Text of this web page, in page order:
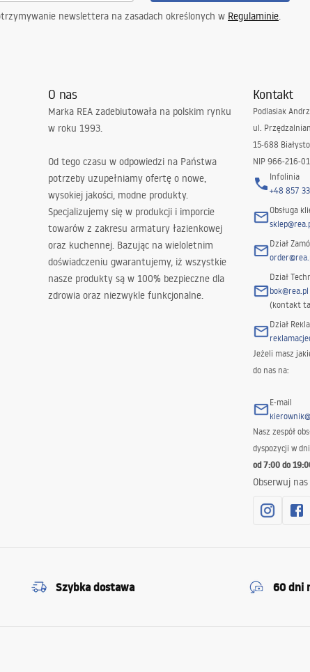
newslettera na zasadach określonych w Regulaminie.
O nas
Marka REA zadebiutowała na polskim rynku
w roku 1993.
Od tego czasu w odpowiedzi na Państwa
potrzeby uzupełniamy ofertę o nowe,
wysokiej jakości, modne produkty.
Specjalizujemy się w produkcji i imporcie
towarów z zakresu armatury łazienkowej
oraz kuchennej. Bazując na wieloletnim
doświadczeniu gwarantujemy, iż wszystkie
nasze produkty są w 100% bezpieczne dla
zdrowia oraz niezwykle funkcjonalne.
Kontakt
Podlasiak
ul.
15-688
NIP 966-216-
Infolinia
+48 857
Obsługa
Dział
Dział
bok@rea.pl
(kontakt
Dział
Jeżeli masz
do nas na:
E-mail
Nasz zespół
dyspozycji w
od 7:00 do
Obserwuj nas
Szybka dostawa 60 dni